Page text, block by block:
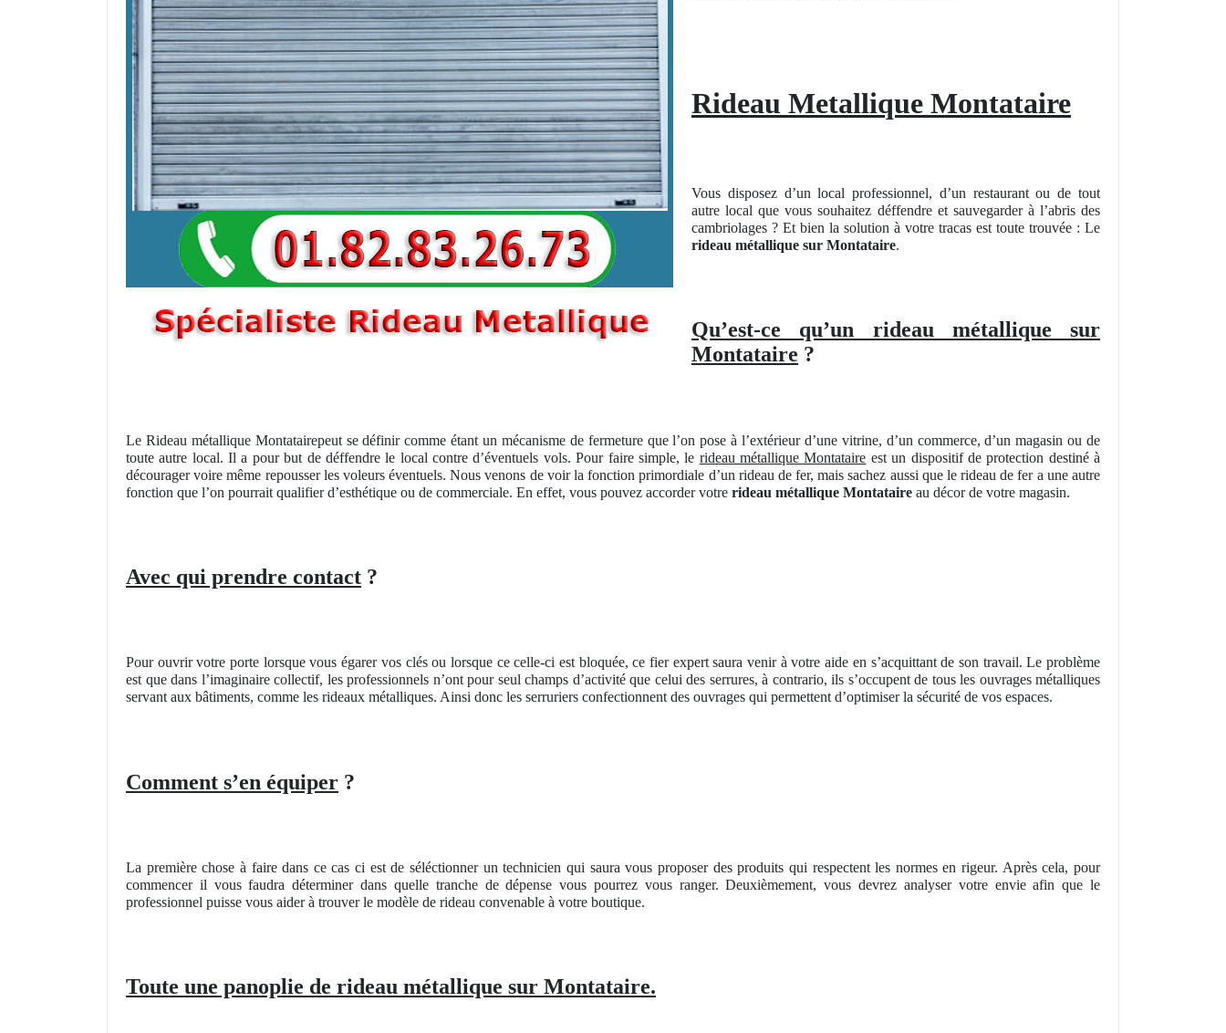
Rideau Metallique Montataire
Vous disposez d’un local professionnel, d’un restaurant ou de tout
autre local que vous souhaitez déffendre et sauvegarder à l’abris des
cambriolages ? Et bien la solution à votre tracas est toute trouvée : Le
rideau métallique sur Montataire.
Qu’est-ce qu’un rideau métallique sur
Montataire ?
Le Rideau métallique Montatairepeut se définir comme étant un mécanisme de fermeture que l’on pose à l’extérieur d’une vitrine, d’un commerce, d’un magasin ou de
toute autre local. Il a pour but de déffendre le local contre d’éventuels vols. Pour faire simple, le rideau métallique Montataire est un dispositif de protection destiné à
décourager voire même repousser les voleurs éventuels. Nous venons de voir la fonction primordiale d’un rideau de fer, mais sachez aussi que le rideau de fer a une autre
fonction que l’on pourrait qualifier d’esthétique ou de commerciale. En effet, vous pouvez accorder votre rideau métallique Montataire au décor de votre magasin.
Avec qui prendre contact ?
Pour ouvrir votre porte lorsque vous égarer vos clés ou lorsque ce celle-ci est bloquée, ce fier expert saura venir à votre aide en s’acquittant de son travail. Le problème
est que dans l’imaginaire collectif, les professionnels n’ont pour seul champs d’activité que celui des serrures, à contrario, ils s’occupent de tous les ouvrages métalliques
servant aux bâtiments, comme les rideaux métalliques. Ainsi donc les serruriers confectionnent des ouvrages qui permettent d’optimiser la sécurité de vos espaces.
Comment s’en équiper ?
La première chose à faire dans ce cas ci est de séléctionner un technicien qui saura vous proposer des produits qui respectent les normes en rigeur. Après cela, pour
commencer il vous faudra déterminer dans quelle tranche de dépense vous pourrez vous ranger. Deuxièmement, vous devrez analyser votre envie afin que le
professionnel puisse vous aider à trouver le modèle de rideau convenable à votre boutique.
Toute une panoplie de rideau métallique sur Montataire.